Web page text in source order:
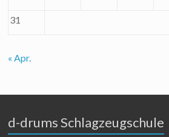
31
« Apr.
d-drums Schlagzeugschule